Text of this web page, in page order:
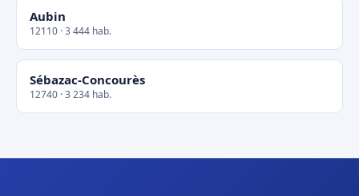
Aubin
12110 · 3 444 hab.
Sébazac-Concourès
12740 · 3 234 hab.